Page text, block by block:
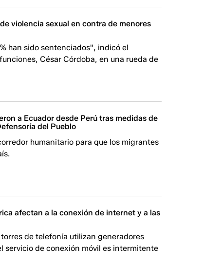
violencia sexual en contra de menores
han sido sentenciados", indicó el
César Córdoba, en una rueda de
a Ecuador desde Perú tras medidas de
del Pueblo
humanitario para que los migrantes
afectan a la conexión de internet y a las
de telefonía utilizan generadores
servicio de conexión móvil es intermitente